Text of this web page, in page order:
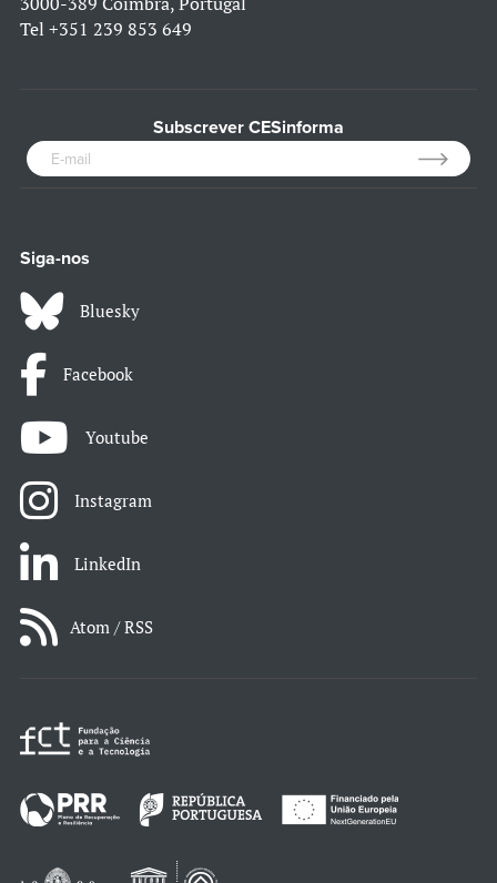
Tel +351 239 853 649
Subscrever CESinforma
Siga-nos
Bluesky
Facebook
Youtube
Instagram
LinkedIn
Atom / RSS